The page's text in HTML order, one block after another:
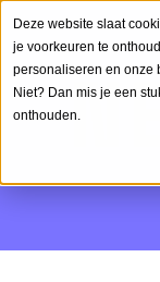
Deze website slaat
je voorkeuren te
personaliseren en onze
Niet? Dan mis je een
onthouden.